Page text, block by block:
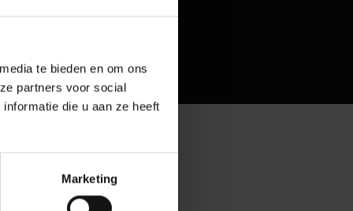
te bieden en om ons
partners voor social
die u aan ze heeft
Marketing